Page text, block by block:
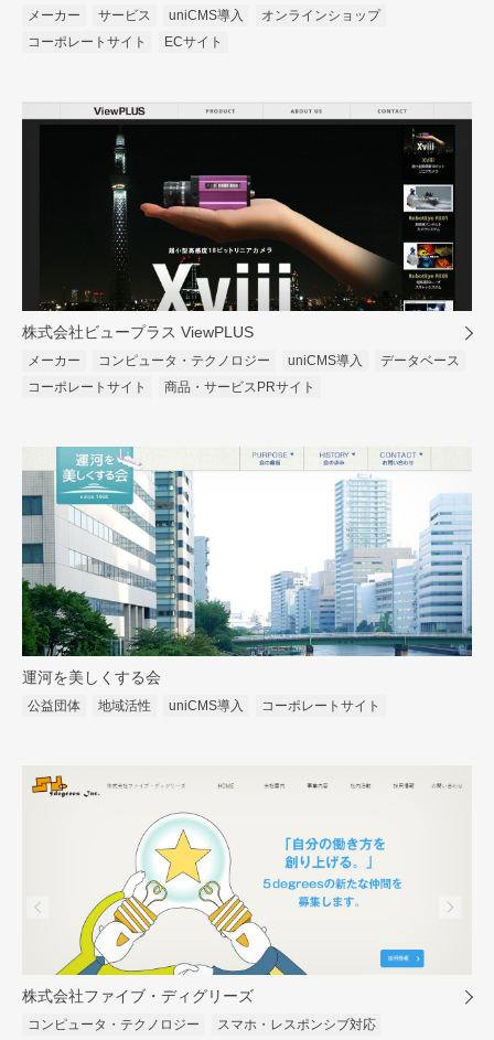
メーカー サービス uniCMS導入
オンラインショップ
コーポレートサイト
ECサイト
株式会社ビュープラス ViewPLUS
メーカー コンピュータ・テクノロジー uniCMS導入
データベース
コーポレートサイト
商品・サービスPRサイト
運河を美しくする会
公益団体 地域活性 uniCMS導入 コーポレートサイト
株式会社ファイブ・ディグリーズ
コンピュータ・テクノロジー スマホ・レスポンシブ対応